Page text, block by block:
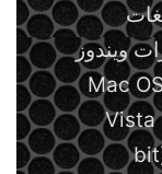
ويندوز
Mac
Vista